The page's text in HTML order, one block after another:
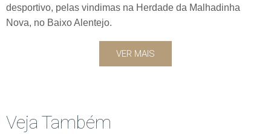
desportivo, pelas vindimas na Herdade da Malhadinha
Nova, no Baixo Alentejo.
VER MAIS
Veja Também